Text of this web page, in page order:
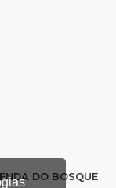
pela
DO BOSQUE